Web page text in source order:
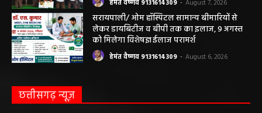
हेमंत वैष्णव 9131614309 - August 7, 2026
सरायपाली/ ओम हॉस्पिटल सामान्य बीमारियों से
लेकर डायबिटीज व बीपी तक का इलाज, 9 अगस्त
को मिलेगा विशेषज्ञ ईलाज परामर्श
हेमंत वैष्णव 9131614309 - August 6, 2026
छत्तीसगढ़ न्यूज़